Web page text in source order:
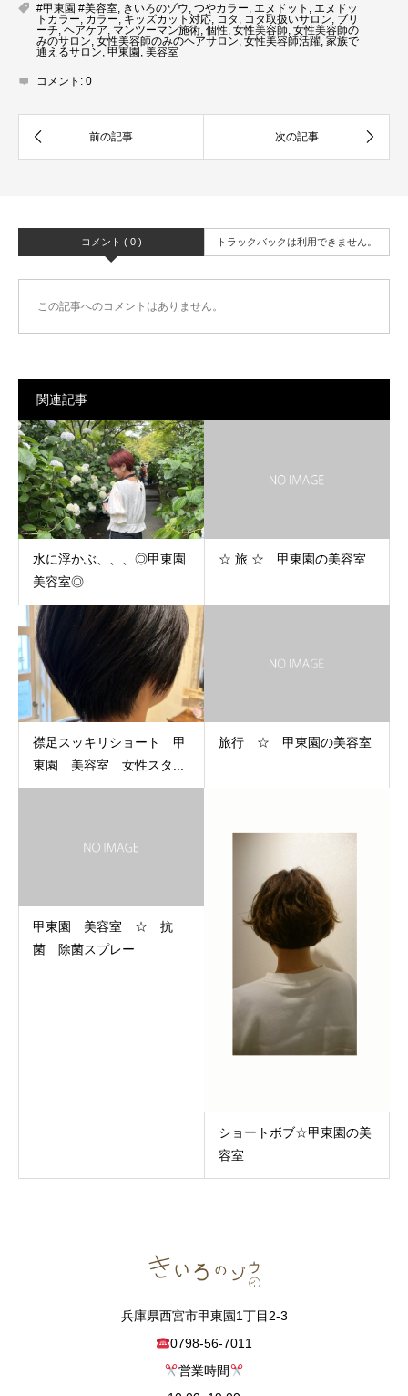
#甲東園 #美容室, きいろのゾウ, つやカラー, エヌドット , エヌドッ
トカラー, カラー, キッズカット対応, コタ , コタ取扱いサロン, ブリ
ーチ, ヘアケア, マンツーマン施術, 個性, 女性美容師, 女性美容師の
みのサロン, 女性美容師のみのヘアサロン, 女性美容師活躍, 家族で
通えるサロン, 甲東園 , 美容室
コメント: 0
コメント ( 0 ) トラックバックは利用できません。
この記事へのコメントはありません。
関連記事
水に浮かぶ、、、◎甲東園
美容室◎
☆ 旅 ☆ 甲東園の美容室
襟足スッキリショート 甲
東園 美容室 女性スタ...
旅行 ☆ 甲東園の美容室
甲東園 美容室 ☆ 抗
菌 除菌スプレー
ショートボブ☆甲東園の美
容室
兵庫県西宮市甲東園1丁目2-3
0798-56-7011
営業時間